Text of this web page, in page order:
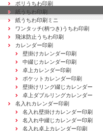
ポリうちわ印刷
紙うちわ印刷
紙うちわ印刷ミニ
ワンタッチ(柄つき)うちわ印刷
飛沫防止うちわ印刷
カレンダー印刷
壁掛けカレンダー印刷
中綴じカレンダー印刷
卓上カレンダー印刷
ポケットカレンダー印刷
壁掛けリング綴じカレンダー
卓上ダブルリングカレンダー
名入れカレンダー印刷
名入れ壁掛けカレンダー印刷
名入れ中綴じカレンダー印刷
名入れ卓上カレンダー印刷